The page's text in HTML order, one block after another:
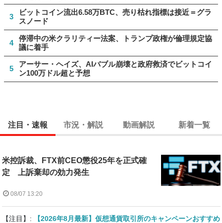
3
ビットコイン流出6.58万BTC、売り枯れ指標は接近＝グラ
スノード
4
停滞中の米クラリティー法案、トランプ政権が倫理規定協
議に着手
5
アーサー・ヘイズ、AIバブル崩壊と政府救済でビットコイ
ン100万ドル超と予想
注目・速報 市況・解説 動画解説 新着一覧
米控訴裁、FTX前CEO懲役25年を正式確
定 上訴棄却の効力発生
08/07 13:20
【注目】:
【2026年8月最新】仮想通貨取引所のキャンペーンおすすめ